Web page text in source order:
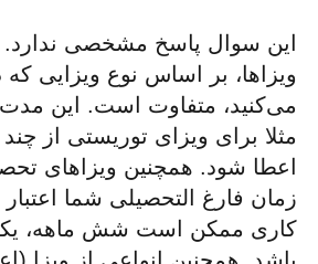
این سوال پاسخ مشخصی ندارد.
ویزاها، بر اساس نوع ویزایی
می‌کنید، متفاوت است. این
مثلا برای ویزای توریستی از
اعطا شود. همچنین ویزاهای
زمان فارغ التحصیلی شما اعتبار
کاری ممکن است شش ماهه،
باشد. همچنین انواعی از ویزا